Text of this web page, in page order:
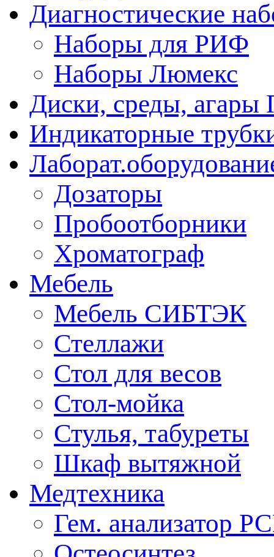
Диагностические
Наборы для РИФ
Наборы Люмекс
Диски, среды, агары
Индикаторные
Дозаторы
Пробоотборники
Хроматограф
Мебель
Мебель СИБТЭК
Стеллажи
Стол для весов
Стол-мойка
Стулья, табуреты
Шкаф вытяжной
Медтехника
Гем. анализатор